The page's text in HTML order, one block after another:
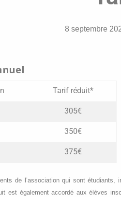
8 septembre
Tarif réduit*
305€
350€
375€
de l’association qui sont
est également accordé aux élèves